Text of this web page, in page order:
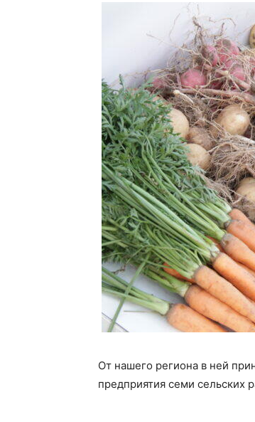
От нашего региона в ней
предприятия семи сельских